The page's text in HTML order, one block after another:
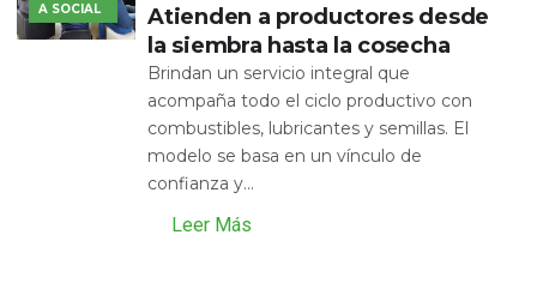
A SOCIAL
Atienden a productores desde
la siembra hasta la cosecha
Brindan un servicio integral que
acompaña todo el ciclo productivo con
combustibles, lubricantes y semillas. El
modelo se basa en un vínculo de
confianza y...
Leer Más